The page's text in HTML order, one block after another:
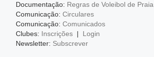
Documentação: Regras de Voleibol de Praia
Comunicação: Circulares
Comunicação: Comunicados
Clubes: Inscrições|
Login
Newsletter: Subscrever